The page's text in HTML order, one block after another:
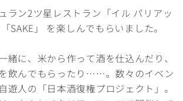
ラン2ツ星レストラン「イル パリアッ
SAKE」 を楽しんでもらいました。
緒に、米から作って酒を仕込んだり、
飲んでもらったり……。数々のイベン
遊人の「日本酒復権プロジェクト」。